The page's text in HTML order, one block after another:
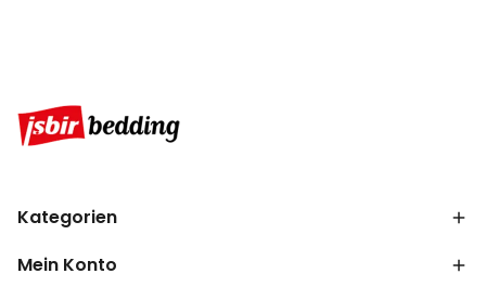
Kategorien
Mein Konto